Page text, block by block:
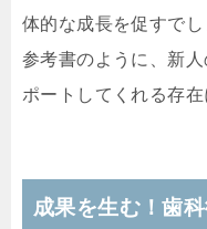
体的な成長を促すで
参考書のように、新
ポートしてくれる存在
成果を生む！歯